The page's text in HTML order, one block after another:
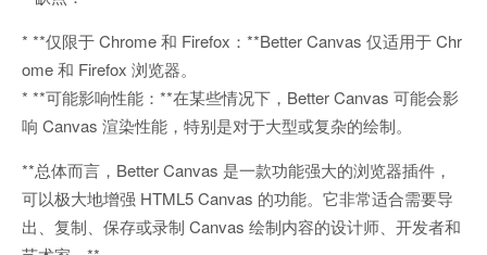
* **仅限于 Chrome 和 Firefox：**Better Canvas 仅适用于 Chr
ome 和 Firefox 浏览器。
* **可能影响性能：**在某些情况下，Better Canvas 可能会影
响 Canvas 渲染性能，特别是对于大型或复杂的绘制。
**总体而言，Better Canvas 是一款功能强大的浏览器插件，
可以极大地增强 HTML5 Canvas 的功能。它非常适合需要导
出、复制、保存或录制 Canvas 绘制内容的设计师、开发者和